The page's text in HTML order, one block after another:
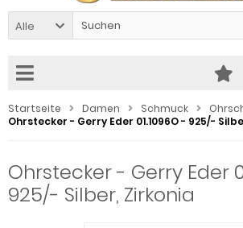
Alle
Startseite Damen Schmuck
Ohrstecker - Gerry Eder 01.1096O - 925/-
Ohrstecker - Gerry Eder
925/- Silber, Zirkonia